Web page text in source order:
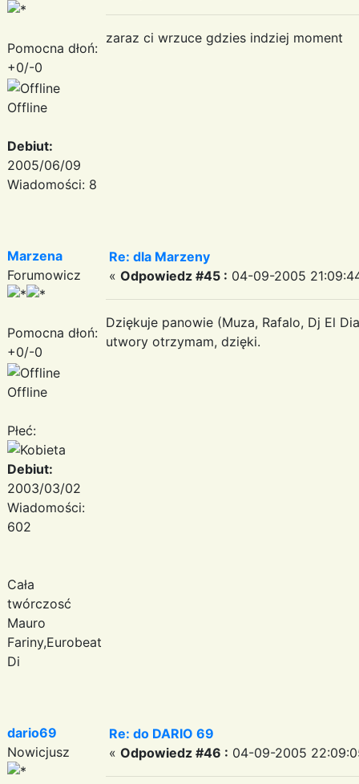
Pomocna dłoń:
+0/-0
Offline
Debiut:
2005/06/09
Wiadomości: 8
zaraz ci wrzuce gdzies indziej moment
Marzena
Forumowicz
Pomocna dłoń:
+0/-0
Offline
Płeć:
Debiut:
2003/03/02
Wiadomości:
602
Cała
twórczosć
Mauro
Fariny,Eurobeat,Italo/Euro
Di
Re: dla Marzeny
« Odpowiedz #45 : 04-09-2005
Dziękuje panowie (Muza, Rafalo, Dj El
utwory otrzymam, dzięki.
dario69
Nowicjusz
Re: do DARIO 69
« Odpowiedz #46 : 04-09-2005